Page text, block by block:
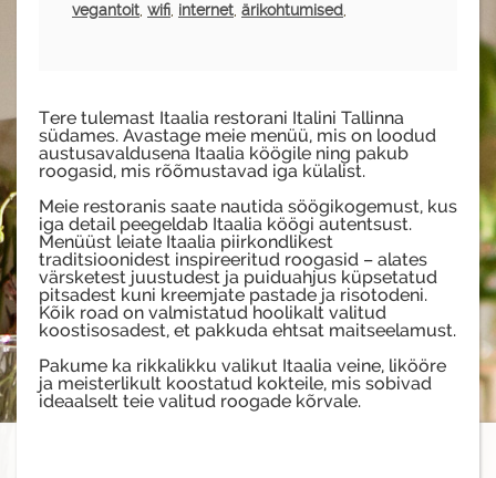
vegantoit, wifi, internet, ärikohtumised,
Tere tulemast Itaalia restorani Italini Tallinna
südames. Avastage meie menüü, mis on loodud
austusavaldusena Itaalia köögile ning pakub
roogasid, mis rõõmustavad iga külalist.
Meie restoranis saate nautida söögikogemust, kus
iga detail peegeldab Itaalia köögi autentsust.
Menüüst leiate Itaalia piirkondlikest
traditsioonidest inspireeritud roogasid – alates
värsketest juustudest ja puiduahjus küpsetatud
pitsadest kuni kreemjate pastade ja risotodeni.
Kõik road on valmistatud hoolikalt valitud
koostisosadest, et pakkuda ehtsat maitseelamust.
Pakume ka rikkalikku valikut Itaalia veine, likööre
ja meisterlikult koostatud kokteile, mis sobivad
ideaalselt teie valitud roogade kõrvale.